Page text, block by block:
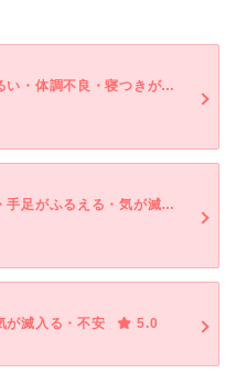
肩こり・肩の痛み・めまい・だるい・体調不良・寝つきが悪い・不眠・気が滅入る・不安・幻想・妄想
体調不良・寝つきが悪い・不眠・手足がふるえる・気が滅入る・不安・物忘れがひどい
が滅入る・不安
5.0